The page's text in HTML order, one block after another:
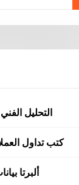
التحليل
كتب تداول
ألبرتا